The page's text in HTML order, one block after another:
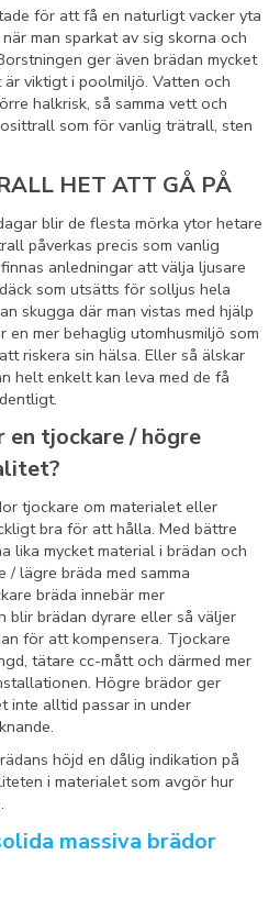
för att få en naturligt vacker yta
man sparkat av sig skorna och
ger även brädan mycket
viktigt i poolmiljö. Vatten och
halkrisk, så samma vett och
som för vanlig trätrall, sten
HET ATT GÅ PÅ
blir de flesta mörka ytor hetare
påverkas precis som vanlig
anledningar att välja ljusare
som utsätts för solljus hela
skugga där man vistas med hjälp
en mer behaglig utomhusmiljö som
riskera sin hälsa. Eller så älskar
helt enkelt kan leva med de få
en tjockare / högre
tjockare om materialet eller
bra för att hålla. Med bättre
lika mycket material i brädan och
/ lägre bräda med samma
bräda innebär mer
blir brädan dyrare eller så väljer
för att kompensera. Tjockare
tätare cc-mått och därmed mer
Högre brädor ger
inte alltid passar in under
höjd en dålig indikation på
i materialet som avgör hur
massiva brädor